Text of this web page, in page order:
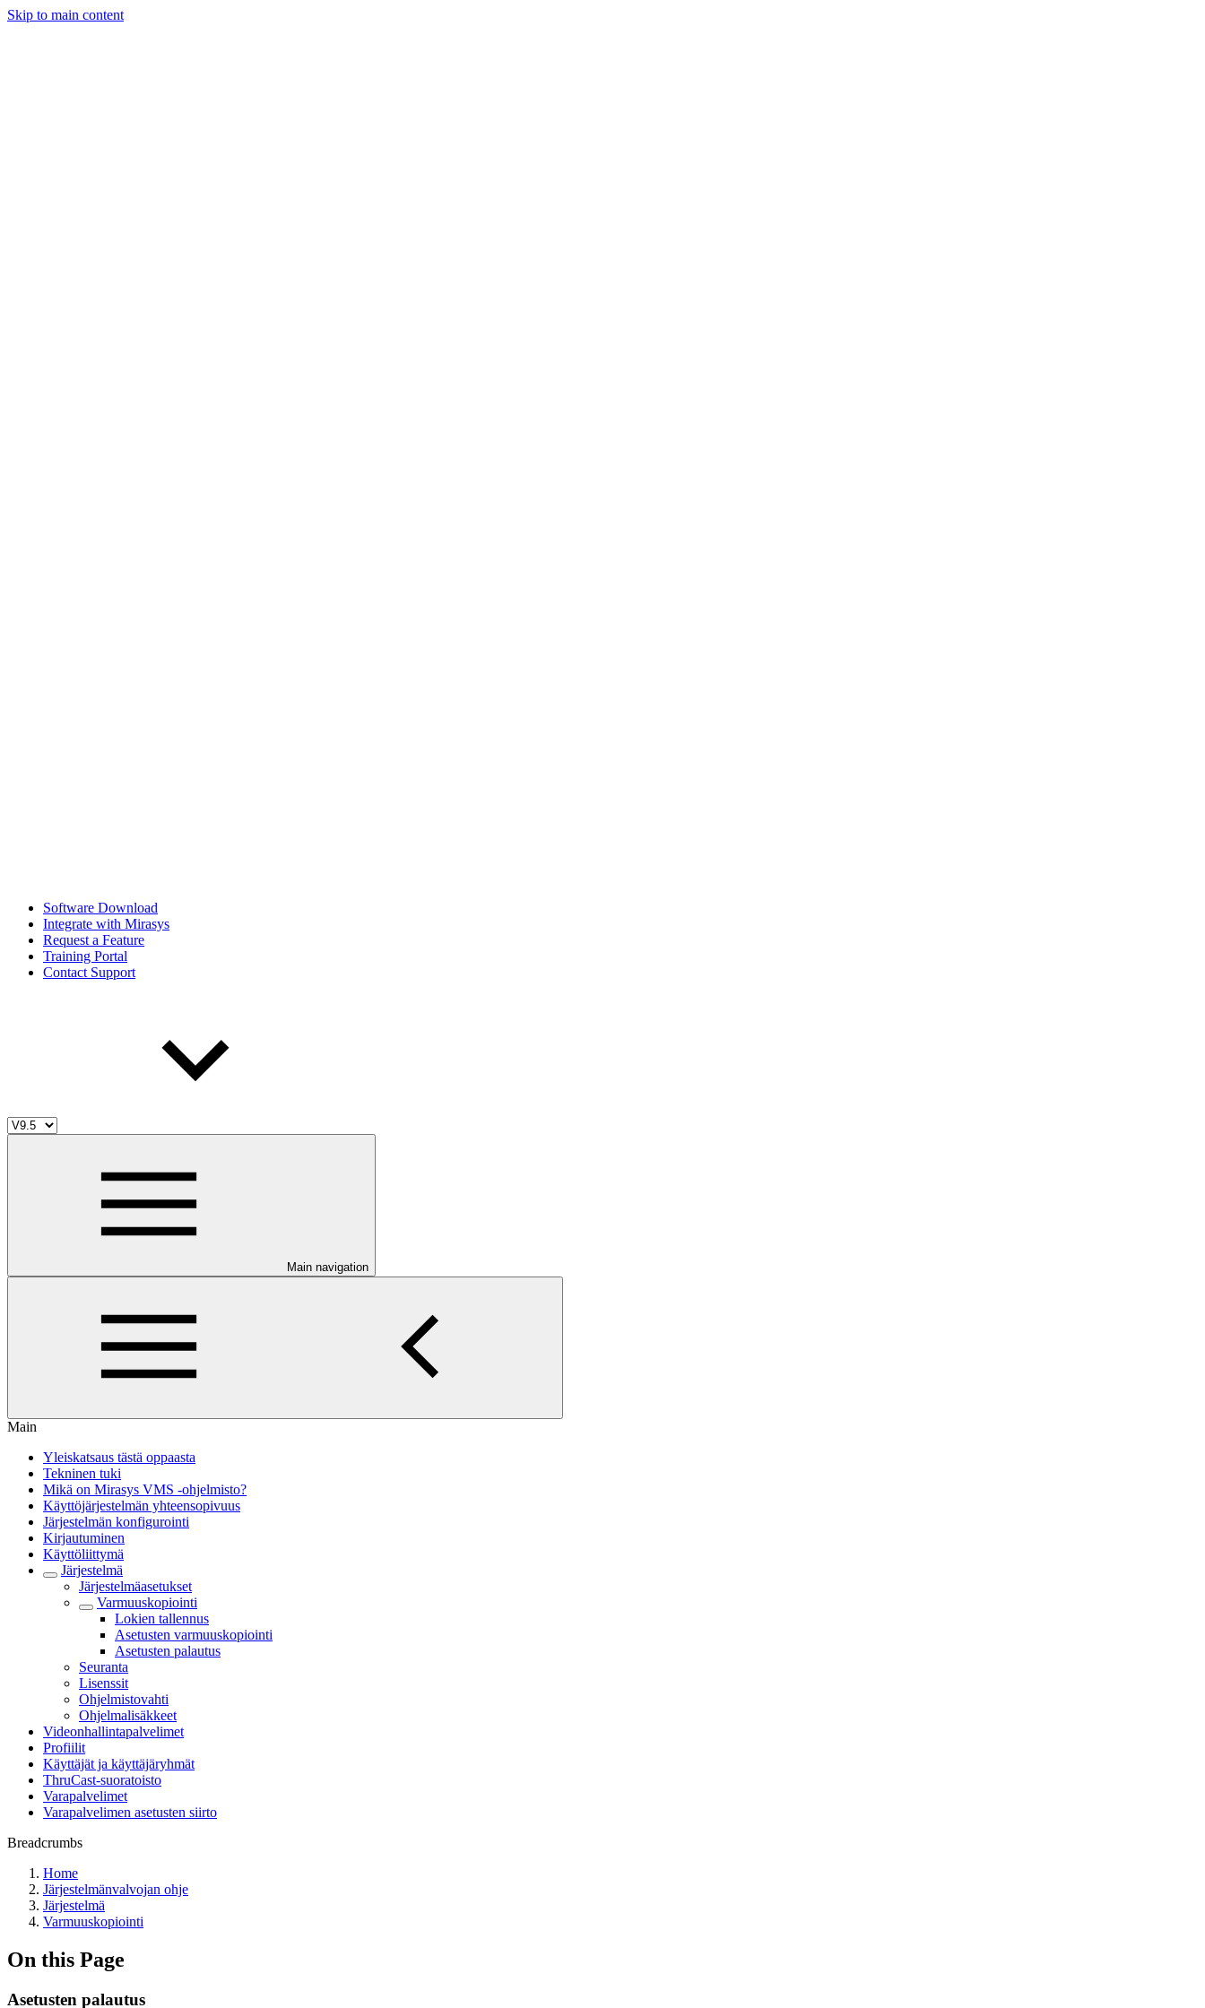
Skip to main content
Software Download
Integrate with Mirasys
Request a Feature
Training Portal
Contact Support
Main navigation
Main
Yleiskatsaus tästä oppaasta
Tekninen tuki
Mikä on Mirasys VMS -ohjelmisto?
Käyttöjärjestelmän yhteensopivuus
Järjestelmän konfigurointi
Kirjautuminen
Käyttöliittymä
Järjestelmä
Järjestelmäasetukset
Varmuuskopiointi
Lokien tallennus
Asetusten varmuuskopiointi
Asetusten palautus
Seuranta
Lisenssit
Ohjelmistovahti
Ohjelmalisäkkeet
Videonhallintapalvelimet
Profiilit
Käyttäjät ja käyttäjäryhmät
ThruCast-suoratoisto
Varapalvelimet
Varapalvelimen asetusten siirto
Breadcrumbs
Home
Järjestelmänvalvojan ohje
Järjestelmä
Varmuuskopiointi
On this Page
Asetusten palautus